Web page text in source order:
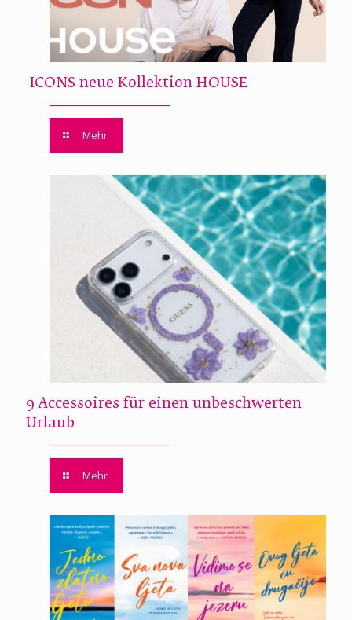
ICONS neue Kollektion HOUSE
Mehr
9 Accessoires für einen unbeschwerten
Urlaub
Mehr